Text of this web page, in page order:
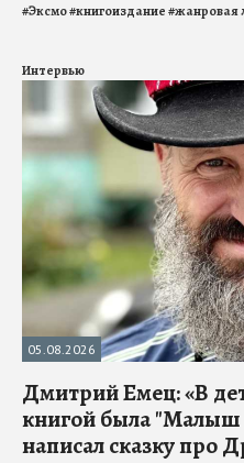
#Эксмо#книгоиздание#жанровая
Интервью
05.08.2026
Дмитрий Емец: «В
книгой была "Малыш
написал сказку про